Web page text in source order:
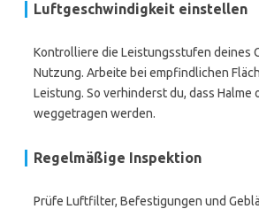
Luftgeschwindigkeit einstellen
Kontrolliere die Leistungsstufen deines
Nutzung. Arbeite bei empfindlichen
Leistung. So verhinderst du, dass Halme
weggetragen werden.
Regelmäßige Inspektion
Prüfe Luftfilter, Befestigungen und